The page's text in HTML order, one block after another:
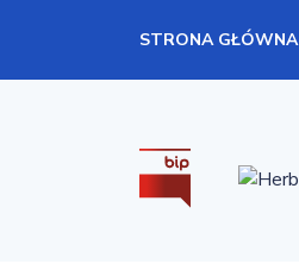
STRONA GŁÓWNA